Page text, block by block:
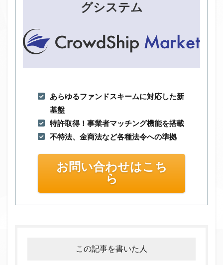
グシステム
あらゆるファンドスキームに対応した新
基盤
特許取得！事業者マッチング機能を搭載
不特法、金商法など各種法令への準拠
お問い合わせはこち
ら
この記事を書いた人